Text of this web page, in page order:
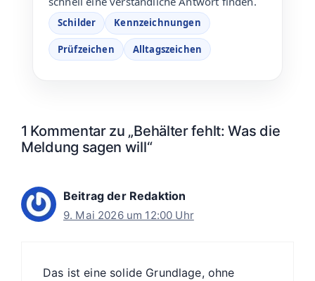
Schilder Kennzeichnungen
Prüfzeichen Alltagszeichen
1 Kommentar zu „Behälter fehlt: Was die
Meldung sagen will“
Beitrag der Redaktion
9. Mai 2026 um 12:00 Uhr
Das ist eine solide Grundlage, ohne